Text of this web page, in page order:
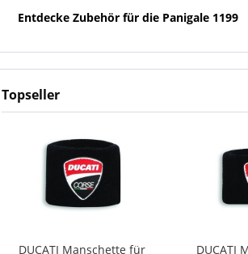
Entdecke Zubehör für die Panigale 1199
Topseller
DUCATI Manschette für
DUCATI